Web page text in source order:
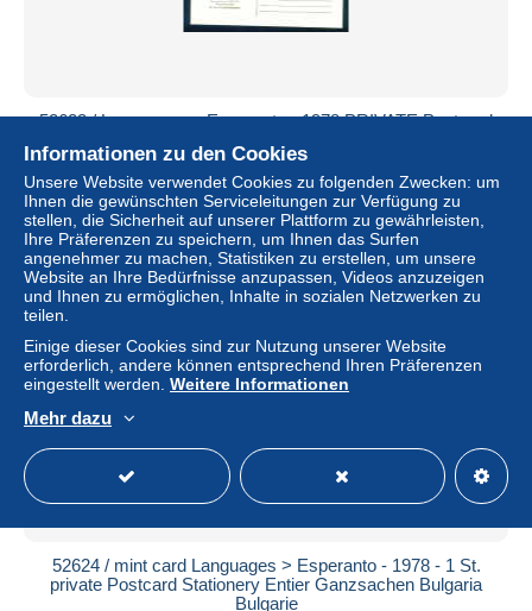
52623 / Languages > Esperanto - 1978 PRIVATE Postcard
± 4,05 $
Status Gewerblicher Händler
52624 / mint card Languages > Esperanto - 1978 - 1 St.
private Postcard Stationery Entier Ganzsachen Bulgaria
Bulgarie
Informationen zu den Cookies
Unsere Website verwendet Cookies zu folgenden Zwecken: um
Ihnen die gewünschten Serviceleitungen zur Verfügung zu
stellen, die Sicherheit auf unserer Plattform zu gewährleisten,
Ihre Präferenzen zu speichern, um Ihnen das Surfen
angenehmer zu machen, Statistiken zu erstellen, um unsere
Website an Ihre Bedürfnisse anzupassen, Videos anzuzeigen
und Ihnen zu ermöglichen, Inhalte in sozialen Netzwerken zu
teilen.
Einige dieser Cookies sind zur Nutzung unserer Website
erforderlich, andere können entsprechend Ihren Präferenzen
eingestellt werden. Weitere Informationen
Mehr dazu